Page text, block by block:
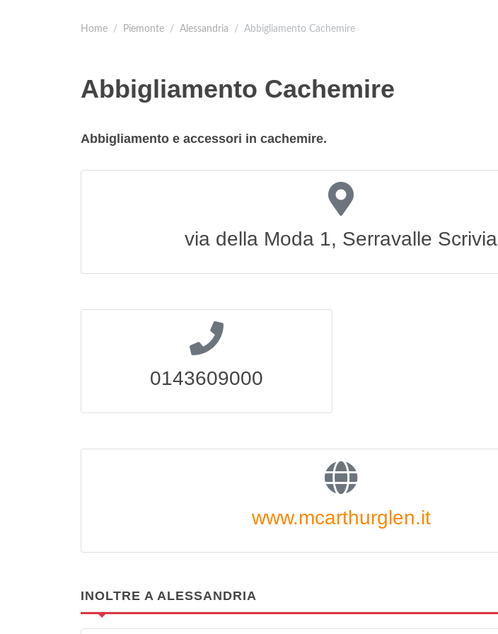
Home Piemonte Alessandria Abbigliamento Cachemire
Abbigliamento Cachemire
Abbigliamento e accessori in cachemire.
via della Moda 1, Serravalle Scrivia
0143609000
www.mcarthurglen.it
INOLTRE A ALESSANDRIA